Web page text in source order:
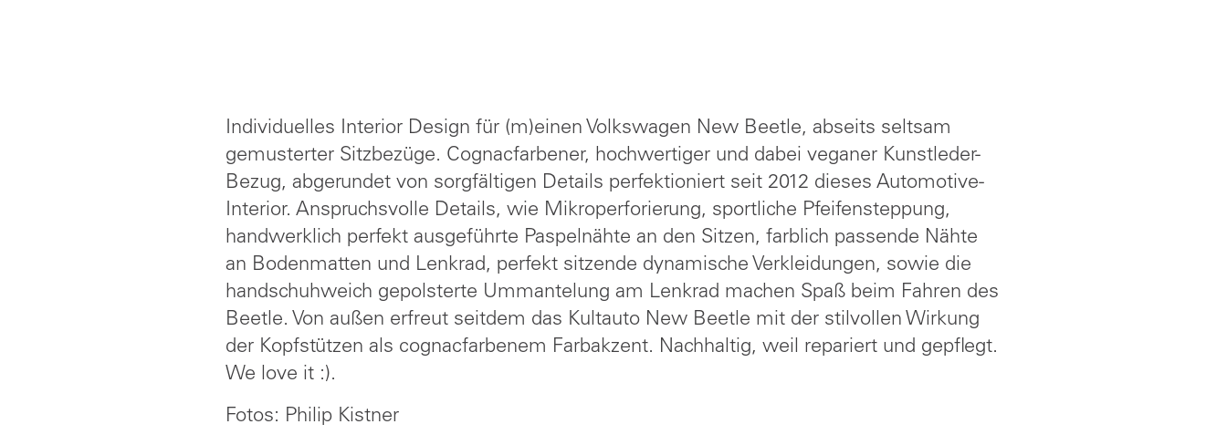
Individuelles Interior Design für (m)einen Volkswagen New Beetle, abseits seltsam
gemusterter Sitzbezüge. Cognacfarbener, hochwertiger und dabei veganer Kunstleder-
Bezug, abgerundet von sorgfältigen Details perfektioniert seit 2012 dieses Automotive-
Interior. Anspruchsvolle Details, wie Mikroperforierung, sportliche Pfeifensteppung,
handwerklich perfekt ausgeführte Paspelnähte an den Sitzen, farblich passende Nähte
an Bodenmatten und Lenkrad, perfekt sitzende dynamische Verkleidungen, sowie die
handschuhweich gepolsterte Ummantelung am Lenkrad machen Spaß beim Fahren des
Beetle. Von außen erfreut seitdem das Kultauto New Beetle mit der stilvollen Wirkung
der Kopfstützen als cognacfarbenem Farbakzent. Nachhaltig, weil repariert und gepflegt.
We love it :).
Fotos: Philip Kistner